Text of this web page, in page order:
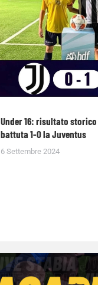
Under 16: risultato storico
battuta 1-0 la Juventus
6 Settembre 2024